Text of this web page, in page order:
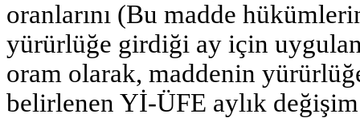
oranlarını (Bu madde
yürürlüğe girdiği ay için
oram olarak, maddenin
belirlenen Yİ-ÜFE aylık değişim